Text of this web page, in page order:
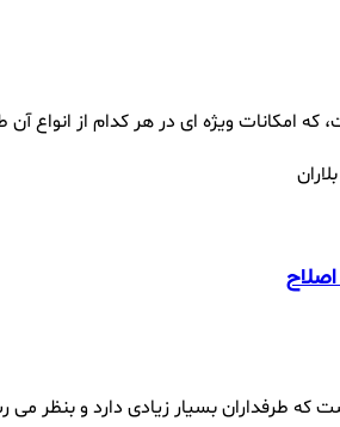
امکانات ویژه ای در هر کدام از
طرفداران بسیار زیادی دارد و بنظر می